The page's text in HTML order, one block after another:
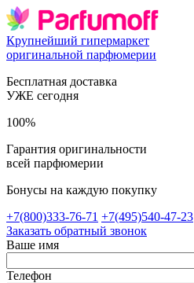
Крупнейший гипермаркет
оригинальной парфюмерии
Бесплатная доставка
УЖЕ сегодня
100%
Гарантия оригинальности
всей парфюмерии
Бонусы на каждую покупку
+7(800)333-76-71 +7(495)540-47-23
Заказать обратный звонок
Ваше имя
Телефон